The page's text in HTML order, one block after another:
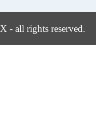
- all rights reserved.